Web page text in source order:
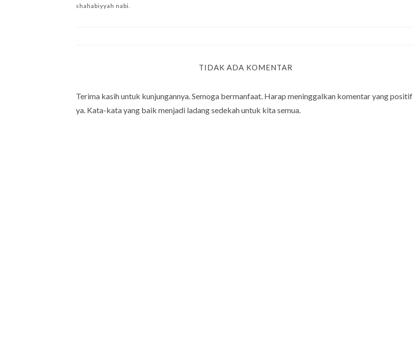
shahabiyyah nabi.
TIDAK ADA KOMENTAR
Terima kasih untuk kunjungannya. Semoga bermanfaat. Harap meninggalkan komentar yang positif
ya. Kata-kata yang baik menjadi ladang sedekah untuk kita semua.